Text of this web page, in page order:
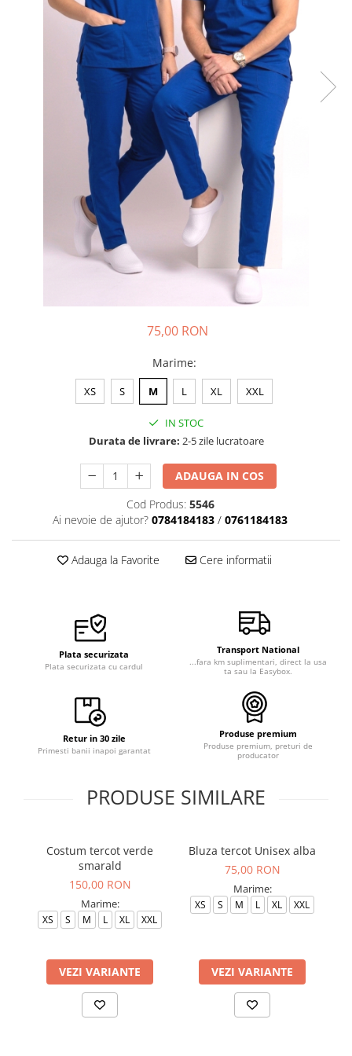
75,00 RON
Marime:
XS S M L XL XXL
IN STOC
Durata de livrare: 2-5 zile lucratoare
ADAUGA IN COS
Cod Produs: 5546
Ai nevoie de ajutor? 0784184183 / 0761184183
Adauga la Favorite Cere informatii
Plata securizata
Plata securizata cu cardul
Transport National
...fara km suplimentari, direct la usa
ta sau la Easybox.
Retur in 30 zile
Primesti banii inapoi garantat
Produse premium
Produse premium, preturi de
producator
PRODUSE SIMILARE
Costum tercot verde
smarald
150,00 RON
Marime:
XS S M L XL XXL
VEZI VARIANTE
Bluza tercot Unisex alba
75,00 RON
Marime:
XS S M L XL XXL
VEZI VARIANTE